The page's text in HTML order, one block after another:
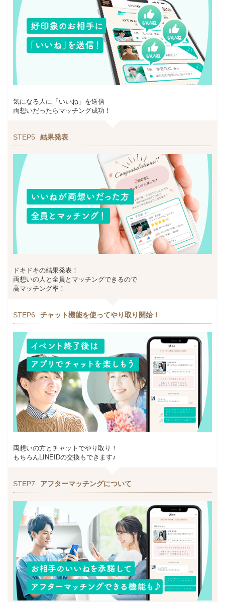
気になる人に「いいね」を送信
両想いだったらマッチング成功！
STEP5 結果発表
ドキドキの結果発表！
両想いの人と全員とマッチングできるので
高マッチング率！
STEP6 チャット機能を使ってやり取り開始！
両想いの方とチャットでやり取り！
もちろんLINEIDの交換もできます♪
STEP7 アフターマッチングについて